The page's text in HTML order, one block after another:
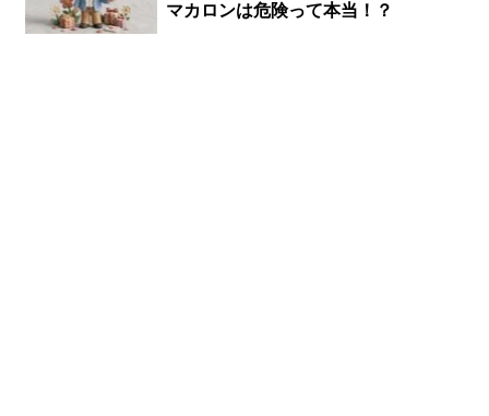
マカロンは危険って本当！？